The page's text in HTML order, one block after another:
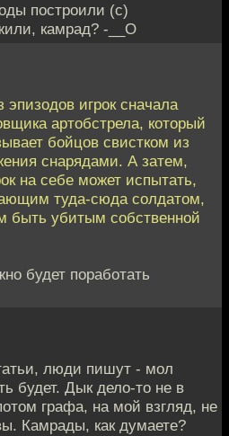
построили (с)
камрад? -__О
игрок сначала
артобстрела, который
бойцов свистком из
снарядами. А затем,
на себе может испытать,
туда-сюда солдатом,
быть убитым собственной
будет поработать
люди пишут - мол
будет. Дык дело-то не в
графа, на мой взгляд, не
Камрады, как думаете?